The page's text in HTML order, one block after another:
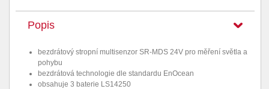
Popis
bezdrátový stropní multisenzor SR-MDS 24V pro měření světla a
pohybu
bezdrátová technologie dle standardu EnOcean
obsahuje 3 baterie LS14250